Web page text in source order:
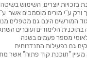
בזכויות יוצרים, השימוש
ע"י מורים מוסמכים אשר
המורשים הינם גם מטפלים
הלימודים ועוברים